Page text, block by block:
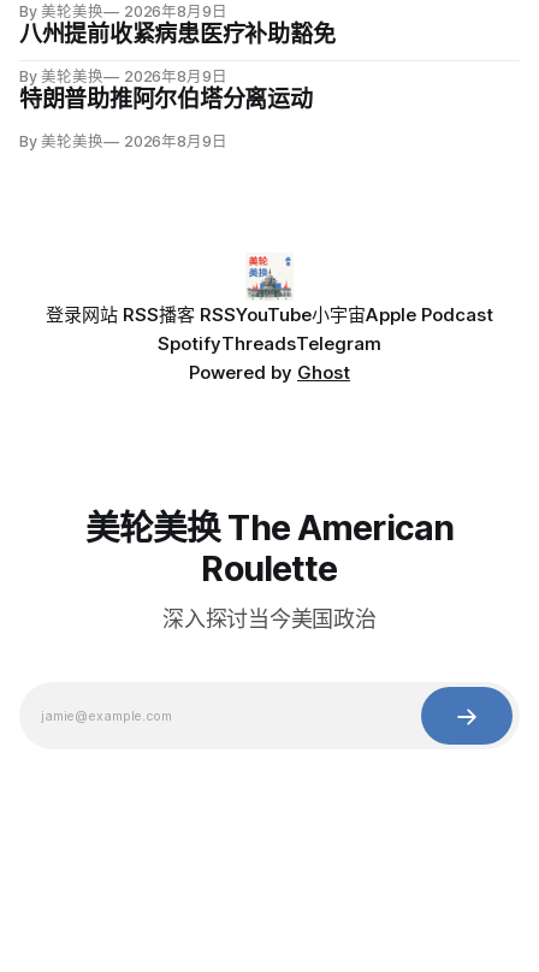
By 美轮美换 2026年8月9日
八州提前收紧病患医疗补助豁免
By 美轮美换 2026年8月9日
特朗普助推阿尔伯塔分离运动
By 美轮美换 2026年8月9日
登录网站 RSS播客 RSSYouTube小宇宙Apple Podcast
SpotifyThreadsTelegram
Powered by Ghost
美轮美换 The American
Roulette
深入探讨当今美国政治